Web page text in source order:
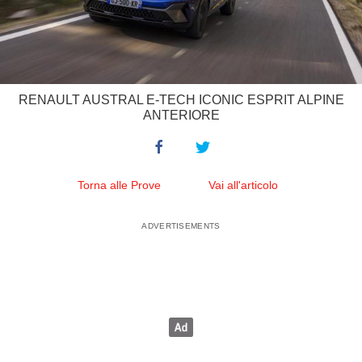
RENAULT AUSTRAL E-TECH ICONIC ESPRIT ALPINE
ANTERIORE
Torna alle Prove Vai all'articolo